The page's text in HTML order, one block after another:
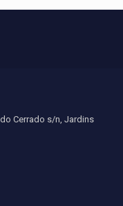
Cerrado s/n, Jardins